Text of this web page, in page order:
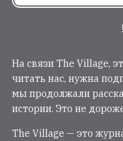
На связи The Village,
читать нас, нужна
мы продолжали
истории. Это не
The Village — это